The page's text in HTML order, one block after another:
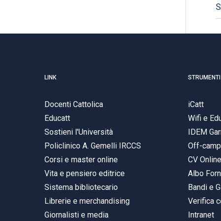
LINK
Docenti Cattolica
Educatt
Sostieni l'Università
Policlinico A. Gemelli IRCCS
Corsi e master online
Vita e pensiero editrice
Sistema bibliotecario
Librerie e merchandising
Giornalisti e media
STRUMENTI
iCatt
Wifi e
IDEM
Off-
CV Online
Albo
Bandi e
Verifica
Intranet